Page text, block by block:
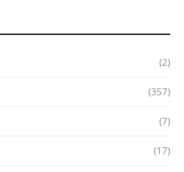
(2)
(357)
(7)
(17)